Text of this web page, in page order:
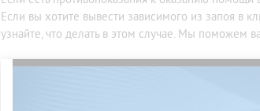
Если вы хотите вывести зависимого из запоя в
узнайте, что делать в этом случае. Мы поможем